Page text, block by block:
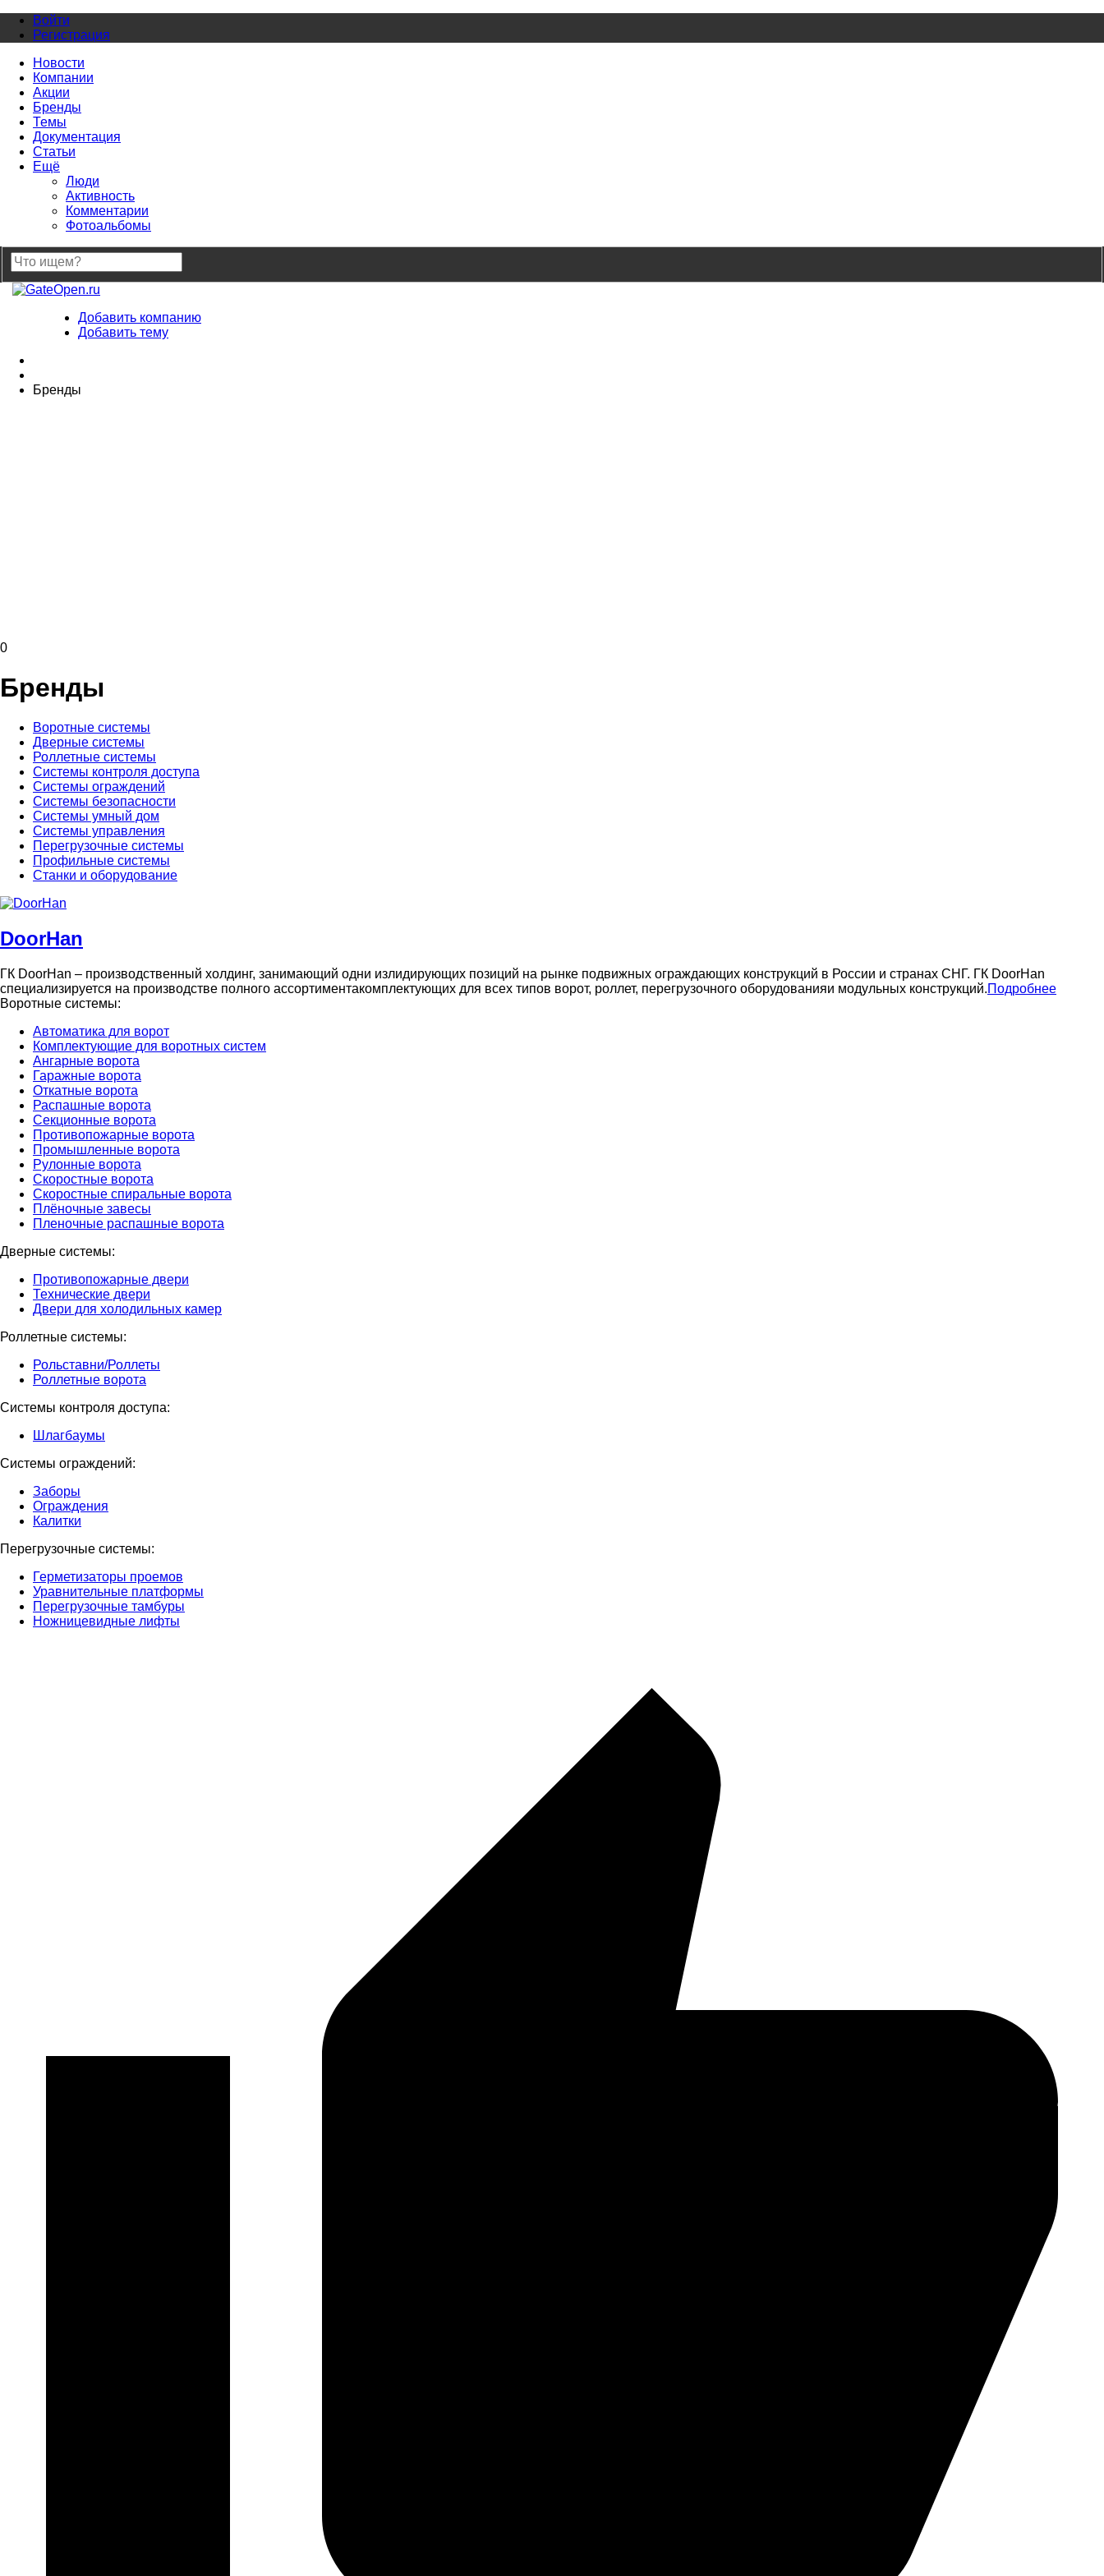
Войти
Регистрация
Новости
Компании
Акции
Бренды
Темы
Документация
Статьи
Ещё
Люди
Активность
Комментарии
Фотоальбомы
Добавить компанию
Добавить тему
Бренды
0
Бренды
Воротные системы
Дверные системы
Роллетные системы
Системы контроля доступа
Системы ограждений
Системы безопасности
Системы умный дом
Системы управления
Перегрузочные системы
Профильные системы
Станки и оборудование
DoorHan
ГК DoorHan – производственный холдинг, занимающий одни излидирующих позиций на рынке подвижных ограждающих конструкций в России и странах СНГ. ГК DoorHan
специализируется на производстве полного ассортиментакомплектующих для всех типов ворот, роллет, перегрузочного оборудованияи модульных конструкций.Подробнее
Воротные системы:
Автоматика для ворот
Комплектующие для воротных систем
Ангарные ворота
Гаражные ворота
Откатные ворота
Распашные ворота
Секционные ворота
Противопожарные ворота
Промышленные ворота
Рулонные ворота
Скоростные ворота
Скоростные спиральные ворота
Плёночные завесы
Пленочные распашные ворота
Дверные системы:
Противопожарные двери
Технические двери
Двери для холодильных камер
Роллетные системы:
Рольставни/Роллеты
Роллетные ворота
Системы контроля доступа:
Шлагбаумы
Системы ограждений:
Заборы
Ограждения
Калитки
Перегрузочные системы:
Герметизаторы проемов
Уравнительные платформы
Перегрузочные тамбуры
Ножницевидные лифты